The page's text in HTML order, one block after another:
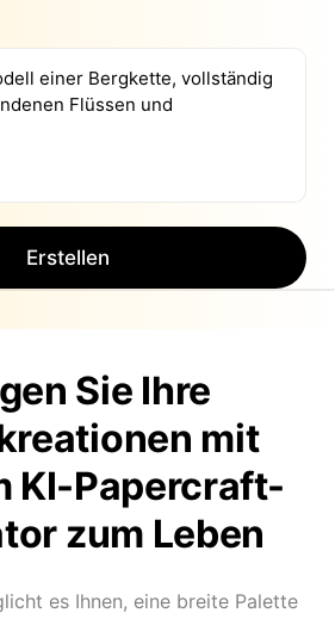
Erstellen
Sie Ihre
mit
KI-Papercraft-
zum Leben
es Ihnen, eine breite Palette